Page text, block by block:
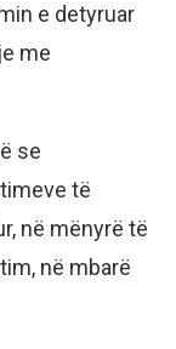
e detyruar
me
se
të
në mënyrë të
në mbarë